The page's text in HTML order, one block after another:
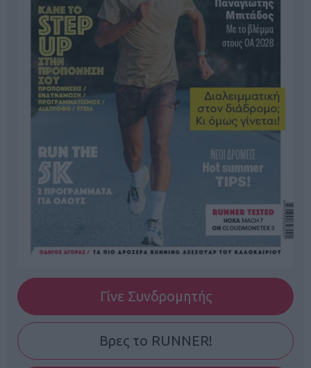
Γίνε Συνδρομητής
Βρες το RUNNER!